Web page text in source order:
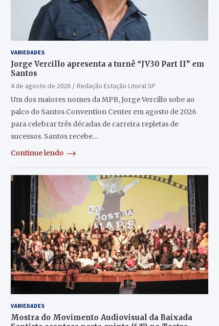
VARIEDADES
Jorge Vercillo apresenta a turnê “JV30 Part II” em
Santos
4 de agosto de 2026
Redação Estação Litoral SP
Um dos maiores nomes da MPB, Jorge Vercillo sobe ao
palco do Santos Convention Center em agosto de 2026
para celebrar três décadas de carreira repletas de
sucessos. Santos recebe…
Continue lendo
VARIEDADES
Mostra do Movimento Audiovisual da Baixada